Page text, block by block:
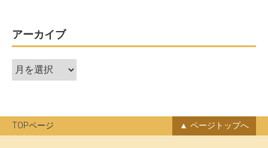
アーカイブ
ア
ー
ブ
TOPページ ページトップへ